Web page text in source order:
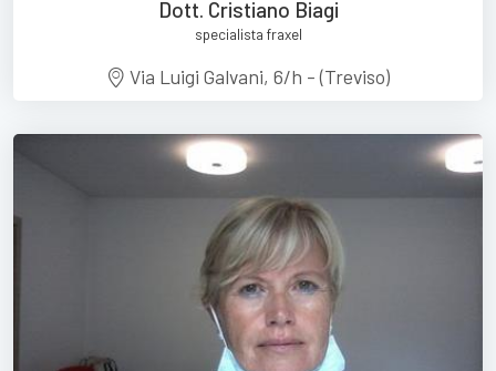
Dott. Cristiano Biagi
specialista fraxel
Via Luigi Galvani, 6/h - (Treviso)